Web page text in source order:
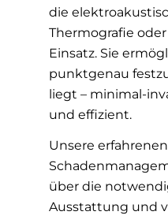
die
Thermografie
Einsatz. Sie
punktgenau
liegt – minimal-
und effizient.
Unsere
über die
Ausstattung und